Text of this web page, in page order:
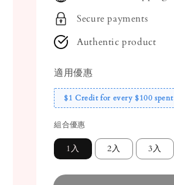
Secure payments
Authentic product
適用優惠
$1 Credit for every $100 spent
組合優惠
1入 2入 3入